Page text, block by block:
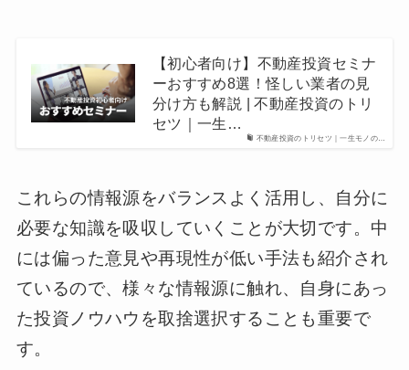
不動産投資のトリセツ｜一生モノの…
【初心者向け】不動産投資セミナ
ーおすすめ8選！怪しい業者の見
分け方も解説 | 不動産投資のトリ
セツ｜一生…
これらの情報源をバランスよく活用し、自分に
必要な知識を吸収していくことが大切です。中
には偏った意見や再現性が低い手法も紹介され
ているので、様々な情報源に触れ、自身にあっ
た投資ノウハウを取捨選択することも重要で
す。